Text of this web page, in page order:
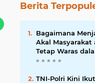
Berita
Bagaimana
Akal Masyarakat
Tetap Waras
Islam?
TNI-Polri Kini Ikut